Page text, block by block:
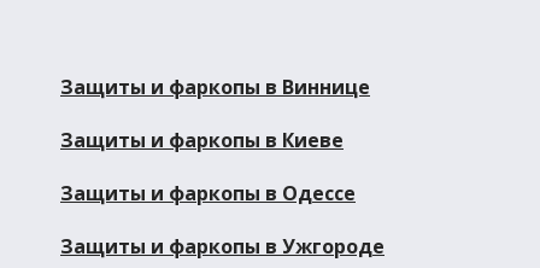
Защиты и фаркопы в Виннице
Защиты и фаркопы в Киеве
Защиты и фаркопы в Одессе
Защиты и фаркопы в Ужгороде